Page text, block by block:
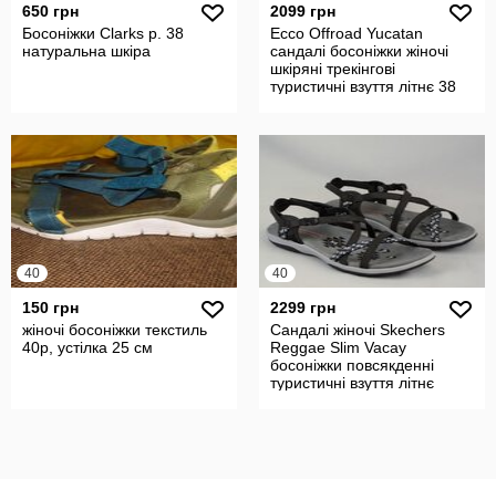
650 грн
Босоніжки Clarks р. 38
натуральна шкіра
2099 грн
Ecco Offroad Yucatan
сандалі босоніжки жіночі
шкіряні трекінгові
туристичні взуття літнє 38
40
150 грн
жіночі босоніжки текстиль
40р, устілка 25 см
40
2299 грн
Сандалі жіночі Skechers
Reggae Slim Vacay
босоніжки повсякденні
туристичні взуття літнє